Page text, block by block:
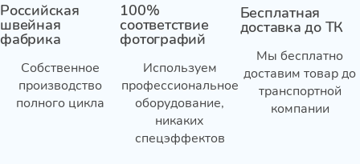
Российская
швейная
фабрика
Собственное
производство
полного цикла
100%
соответствие
фотографий
Используем
профессиональное
оборудование,
никаких
спецэффектов
Бесплатная
доставка до ТК
Мы бесплатно
доставим товар до
транспортной
компании